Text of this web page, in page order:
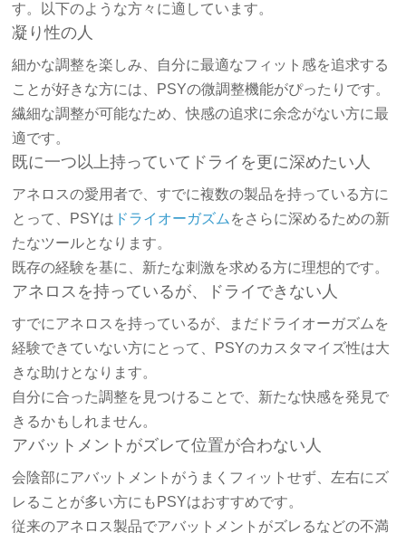
す。以下のような方々に適しています。
凝り性の人
細かな調整を楽しみ、自分に最適なフィット感を追求する
ことが好きな方には、PSYの微調整機能がぴったりです。
繊細な調整が可能なため、快感の追求に余念がない方に最
適です。
既に一つ以上持っていてドライを更に深めたい人
アネロスの愛用者で、すでに複数の製品を持っている方に
とって、PSYは ドライオーガズム をさらに深めるための新
たなツールとなります。
既存の経験を基に、新たな刺激を求める方に理想的です。
アネロスを持っているが、ドライできない人
すでにアネロスを持っているが、まだドライオーガズムを
経験できていない方にとって、PSYのカスタマイズ性は大
きな助けとなります。
自分に合った調整を見つけることで、新たな快感を発見で
きるかもしれません。
アバットメントがズレて位置が合わない人
会陰部にアバットメントがうまくフィットせず、左右にズ
レることが多い方にもPSYはおすすめです。
従来のアネロス製品でアバットメントがズレるなどの不満